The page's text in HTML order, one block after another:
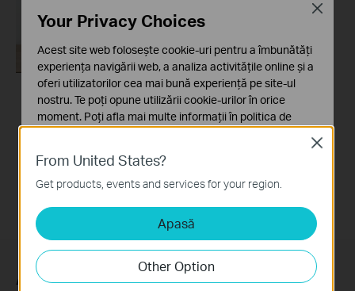
How to Set up TP-
Link 4G WiFi Router
Abonează-te
From United States?
Get products, events and services for your region.
Apasă
Other Option
Close
Your Privacy Choices
Acest site web folosește cookie-uri pentru a îmbunătăți
experiența navigării web, a analiza activitățile online și a
oferi utilizatorilor cea mai bună experiență pe site-ul
nostru. Te poți opune utilizării cookie-urilor în orice
moment. Poți afla mai multe informații în politica de
Cookie-uri de bază
Aceste cookie-uri sunt necesare pentru funcționarea
site-ului web și nu pot fi dezactivate în sistemele tale
Cookie-uri de analiză și marketing
Cookie-urile de analiză ne permit să analizăm activitățile
tale de pe site-ul nostru web a îmbunătăți și ajusta
funcționalitatea site-ului.
Close